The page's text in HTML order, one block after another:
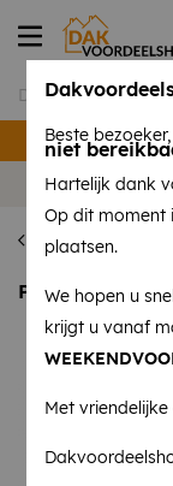
Volg
Alle Lijm & Kit
Purschuim NBS
niet
Beste bezoeker,
Hartelijk dank
Op dit moment
plaatsen.
We hopen u
krijgt u vanaf
Met